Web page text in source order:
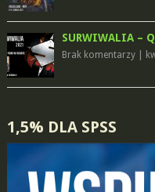
SURWIWALIA –
Brak komentarzy|
1,5% DLA SPSS